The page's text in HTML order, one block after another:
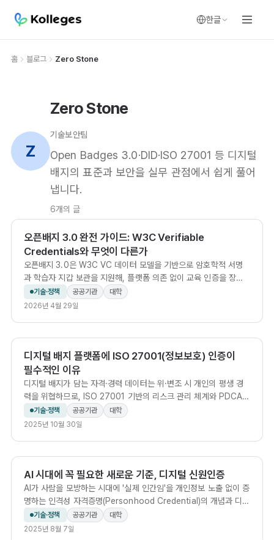
한글
홈 블로그 Zero Stone
Z
Zero Stone
기술보안팀
Open Badges 3.0·DID·ISO 27001 등 디지털
배지의 표준과 보안을 실무 관점에서 쉽게 풀어
냅니다.
6개의 글
오픈배지 3.0 완전 가이드: W3C Verifiable
Credentials와 무엇이 다른가
오픈배지 3.0은 W3C VC 데이터 모델을 기반으로 암호학적 서명
과 학습자 지갑 보관을 지원해, 플랫폼 의존 없이 교육 인증을 장기
검증할 수 있게 한 표준입니다.
기술·정책 공공기관
대학
2026년 4월 29일
디지털 배지 플랫폼에 ISO 27001(정보보호) 인증이
필수적인 이유
디지털 배지가 담는 자격·경력 데이터는 위·변조 시 개인의 평생 경
력을 위협하므로, ISO 27001 기반의 리스크 관리 체계와 PDCA
운영이 선택이 아닌 필수 조건입니다.
기술·정책 공공기관
대학
2025년 10월 30일
AI 시대에 꼭 필요한 새로운 기준, 디지털 신원인증
AI가 사람을 모방하는 시대에 '실제 인간임'을 개인정보 노출 없이 증
명하는 인격성 자격증명(Personhood Credential)의 개념과 디지
털 배지 연계 가치를 설명합니다.
기술·정책 공공기관
대학
2025년 8월 7일